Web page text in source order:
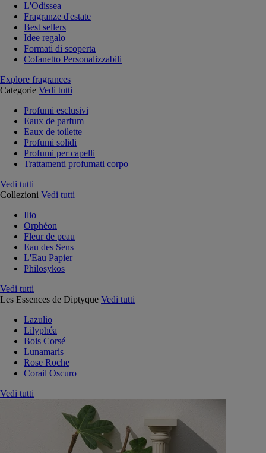
L'Odissea
Fragranze d'estate
Best sellers
Idee regalo
Formati di scoperta
Cofanetto Personalizzabili
Explore fragrances
Categorie Vedi tutti
Profumi esclusivi
Eaux de parfum
Eaux de toilette
Profumi solidi
Profumi per capelli
Trattamenti profumati corpo
Vedi tutti
Collezioni Vedi tutti
Ilio
Orphéon
Fleur de peau
Eau des Sens
L'Eau Papier
Philosykos
Vedi tutti
Les Essences de Diptyque Vedi tutti
Lazulio
Lilyphéa
Bois Corsé
Lunamaris
Rose Roche
Corail Oscuro
Vedi tutti